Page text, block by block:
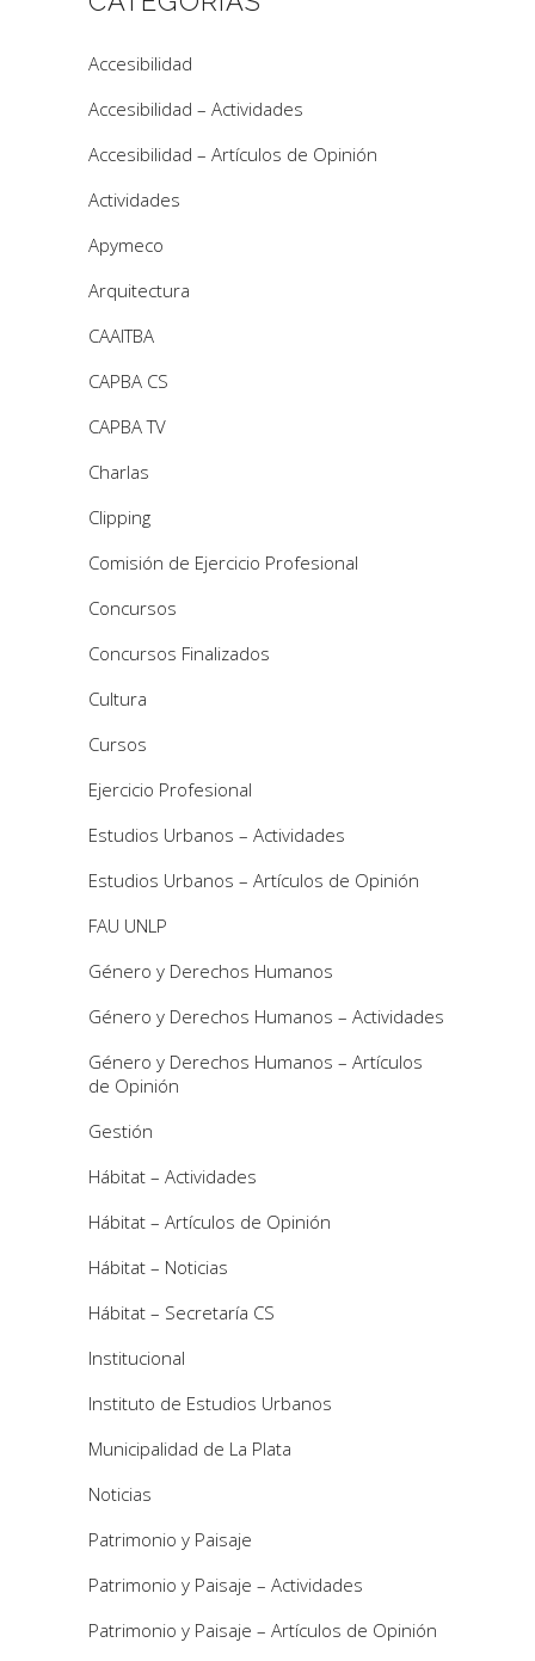
Accesibilidad
Accesibilidad – Actividades
Accesibilidad – Artículos de Opinión
Actividades
Apymeco
Arquitectura
CAAITBA
CAPBA CS
CAPBA TV
Charlas
Clipping
Comisión de Ejercicio Profesional
Concursos
Concursos Finalizados
Cultura
Cursos
Ejercicio Profesional
Estudios Urbanos – Actividades
Estudios Urbanos – Artículos de Opinión
FAU UNLP
Género y Derechos Humanos
Género y Derechos Humanos – Actividades
Género y Derechos Humanos – Artículos
de Opinión
Gestión
Hábitat – Actividades
Hábitat – Artículos de Opinión
Hábitat – Noticias
Hábitat – Secretaría CS
Institucional
Instituto de Estudios Urbanos
Municipalidad de La Plata
Noticias
Patrimonio y Paisaje
Patrimonio y Paisaje – Actividades
Patrimonio y Paisaje – Artículos de Opinión